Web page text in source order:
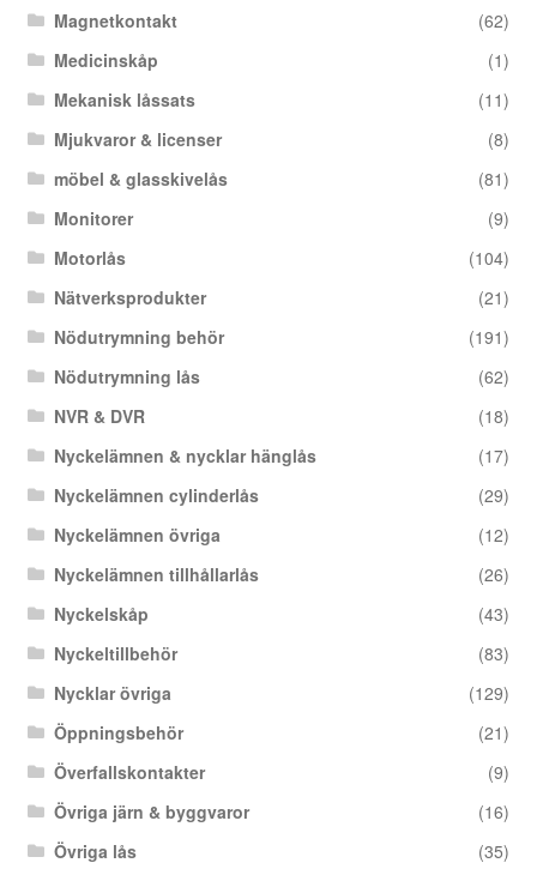
Magnetkontakt
(62)
Medicinskåp
(1)
Mekanisk låssats
(11)
Mjukvaror & licenser
(8)
möbel & glasskivelås
(81)
Monitorer
(9)
Motorlås
(104)
Nätverksprodukter
(21)
Nödutrymning behör
(191)
Nödutrymning lås
(62)
NVR & DVR
(18)
Nyckelämnen & nycklar hänglås
(17)
Nyckelämnen cylinderlås
(29)
Nyckelämnen övriga
(12)
Nyckelämnen tillhållarlås
(26)
Nyckelskåp
(43)
Nyckeltillbehör
(83)
Nycklar övriga
(129)
Öppningsbehör
(21)
Överfallskontakter
(9)
Övriga järn & byggvaror
(16)
Övriga lås
(35)